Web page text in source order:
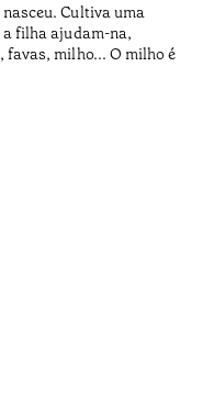
Cultiva uma
a filha ajudam-na,
favas, milho... O milho é